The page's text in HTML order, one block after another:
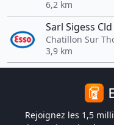
6,2 km
Sarl Sigess Cld
Chatillon Sur
3,9 km
Rejoignez les 1,5